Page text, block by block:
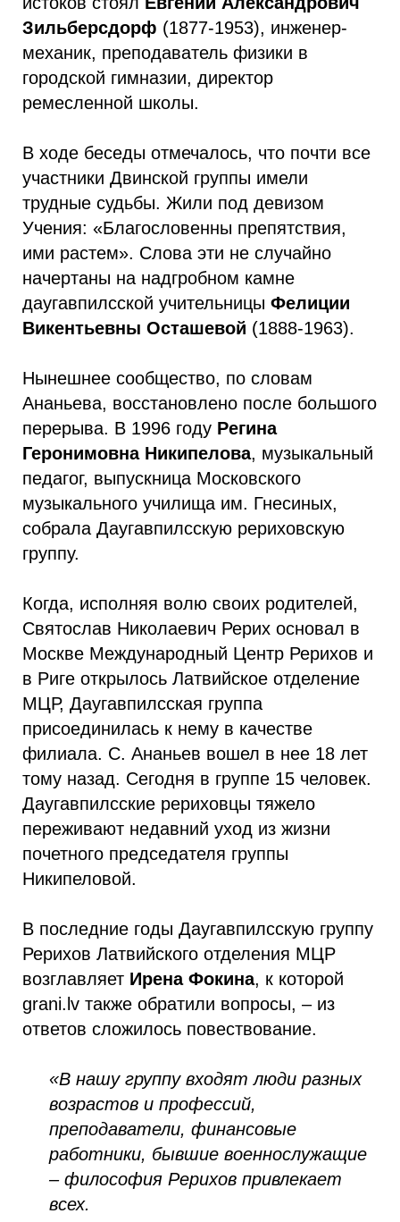
Зильберсдорф (1877-1953), инженер-
механик, преподаватель физики в
городской гимназии, директор
ремесленной школы.
В ходе беседы отмечалось, что почти все
участники Двинской группы имели
трудные судьбы. Жили под девизом
Учения: «Благословенны препятствия,
ими растем». Слова эти не случайно
начертаны на надгробном камне
даугавпилсской учительницы Фелиции
Викентьевны Осташевой (1888-1963).
Нынешнее сообщество, по словам
Ананьева, восстановлено после большого
перерыва. В 1996 году Регина
Геронимовна Никипелова, музыкальный
педагог, выпускница Московского
музыкального училища им. Гнесиных,
собрала Даугавпилсскую рериховскую
группу.
Когда, исполняя волю своих родителей,
Святослав Николаевич Рерих основал в
Москве Международный Центр Рерихов и
в Риге открылось Латвийское отделение
МЦР, Даугавпилсская группа
присоединилась к нему в качестве
филиала. С. Ананьев вошел в нее 18 лет
тому назад. Сегодня в группе 15 человек.
Даугавпилсские рериховцы тяжело
переживают недавний уход из жизни
почетного председателя группы
Никипеловой.
В последние годы Даугавпилсскую группу
Рерихов Латвийского отделения МЦР
возглавляет Ирена Фокина, к которой
grani.lv также обратили вопросы, – из
ответов сложилось повествование.
«В нашу группу входят люди разных
возрастов и профессий,
преподаватели, финансовые
работники, бывшие военнослужащие
– философия Рерихов привлекает
всех.